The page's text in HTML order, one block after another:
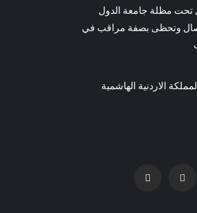
تحت مظلة جامعة الدول
وتحظى بصفة مراقب في
الاردنية الهاشمية